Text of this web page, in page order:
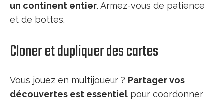
un continent entier. Armez-vous de patience
et de bottes.
Cloner et dupliquer des cartes
Vous jouez en multijoueur ? Partager vos
découvertes est essentiel pour coordonner